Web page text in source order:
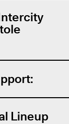
Lineup